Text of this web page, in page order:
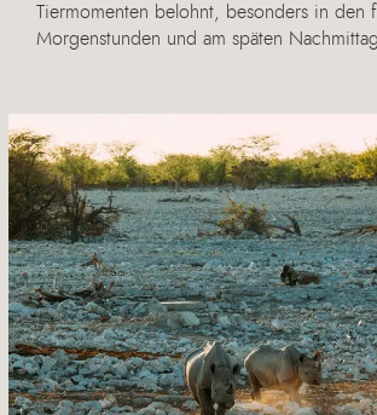
Tiermomenten belohnt, besonders in den
Morgenstunden und am späten Nachmittag.